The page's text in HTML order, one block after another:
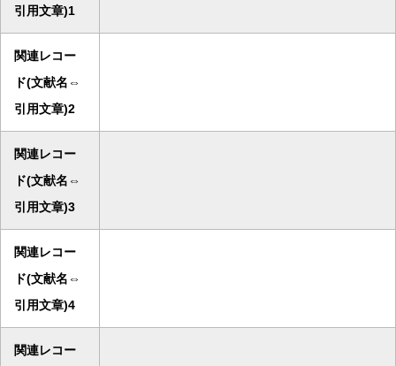
引用文章)1
関連レコー
ド(文献名⇔
引用文章)2
関連レコー
ド(文献名⇔
引用文章)3
関連レコー
ド(文献名⇔
引用文章)4
関連レコー